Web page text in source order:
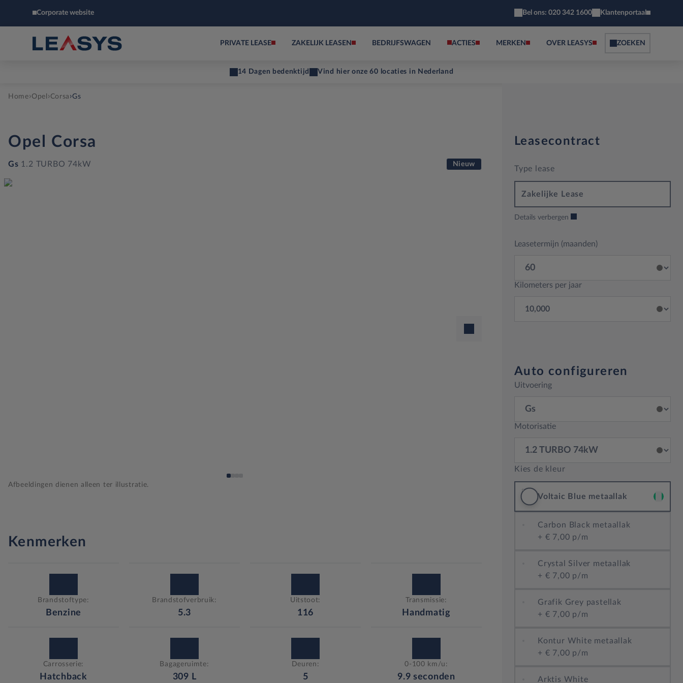
Corporate website Bel ons: 020 342 1600 Klantenportaal
PRIVATE LEASE ZAKELIJK LEASEN BEDRIJFSWAGEN ACTIES MERKEN OVER LEASYS ZOEKEN
14 Dagen bedenktijd Vind hier onze 60 locaties in Nederland
Home›Opel ›Corsa ›Gs
Opel Corsa
Gs 1.2 TURBO 74kW Nieuw
Afbeeldingen dienen alleen ter illustratie.
Kenmerken
Brandstoftype:
Benzine
Brandstofverbruik:
5.3
Uitstoot:
116
Transmissie:
Handmatig
Carrosserie:
Hatchback
Bagageruimte:
309 L
Deuren:
5
0-100 km/u:
9.9 seconden
Leasecontract
Type lease
Zakelijke Lease
Details verbergen
Leasetermijn (maanden)
Kilometers per jaar
Auto configureren
Uitvoering
Motorisatie
Kies de kleur
Voltaic Blue metaallak
Carbon Black metaallak
+
€ 7,00 p/m
Crystal Silver metaallak
+
€ 7,00 p/m
Grafik Grey pastellak
+
€ 7,00 p/m
Kontur White metaallak
+
€ 7,00 p/m
Arktis White